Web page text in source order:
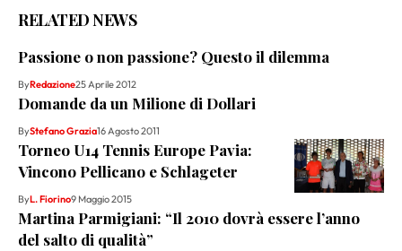
RELATED NEWS
Passione o non passione? Questo il dilemma
ByRedazione25 Aprile 2012
Domande da un Milione di Dollari
ByStefano Grazia16 Agosto 2011
Torneo U14 Tennis Europe Pavia:
Vincono Pellicano e Schlageter
ByL. Fiorino9 Maggio 2015
Martina Parmigiani: “Il 2010 dovrà essere l’anno
del salto di qualità”